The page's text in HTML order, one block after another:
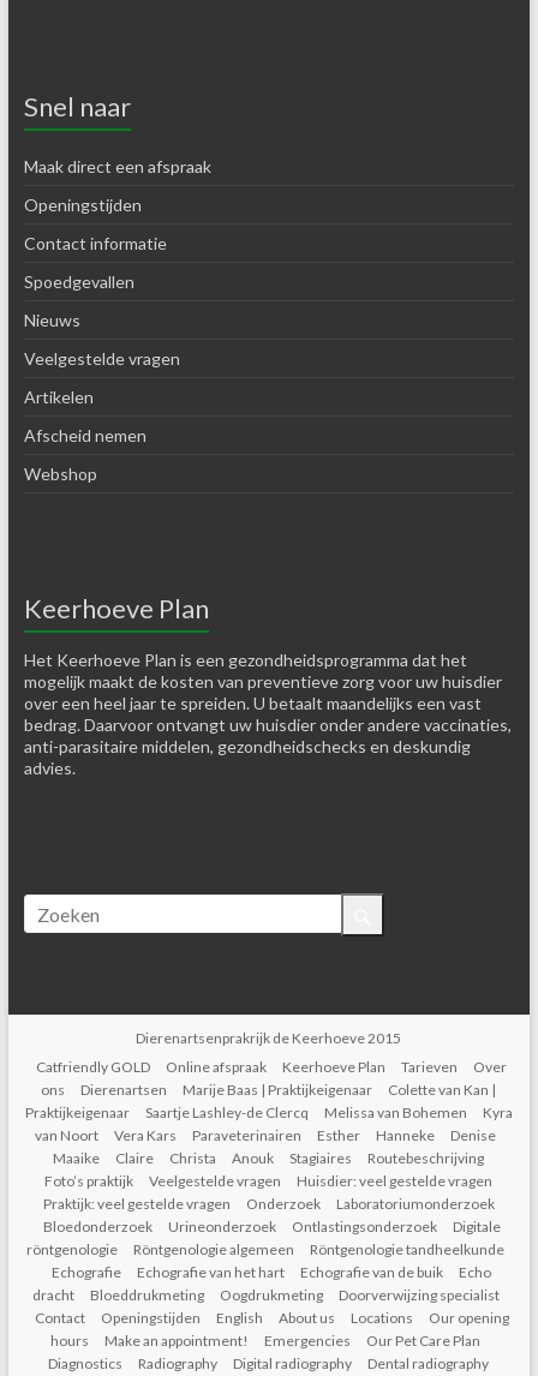
Snel naar
Maak direct een afspraak
Openingstijden
Contact informatie
Spoedgevallen
Nieuws
Veelgestelde vragen
Artikelen
Afscheid nemen
Webshop
Keerhoeve Plan
Het Keerhoeve Plan is een gezondheidsprogramma dat het
mogelijk maakt de kosten van preventieve zorg voor uw huisdier
over een heel jaar te spreiden. U betaalt maandelijks een vast
bedrag. Daarvoor ontvangt uw huisdier onder andere vaccinaties,
anti-parasitaire middelen, gezondheidschecks en deskundig
advies.
Dierenartsenprakrijk de Keerhoeve 2015
Catfriendly GOLD
Online afspraak Keerhoeve Plan Tarieven
Over
ons
Dierenartsen Marije Baas | Praktijkeigenaar
Colette van Kan |
Praktijkeigenaar
Saartje Lashley-de Clercq Melissa van Bohemen
Kyra
van Noort
Vera Kars Paraveterinairen Esther Hanneke
Denise
Maaike
Claire Christa Anouk Stagiaires
Routebeschrijving
Foto’s praktijk
Veelgestelde vragen
Huisdier: veel gestelde vragen
Praktijk: veel gestelde vragen
Onderzoek
Laboratoriumonderzoek
Bloedonderzoek
Urineonderzoek Ontlastingsonderzoek
Digitale
röntgenologie
Röntgenologie algemeen
Röntgenologie tandheelkunde
Echografie
Echografie van het hart Echografie van de buik
Echo
dracht
Bloeddrukmeting Oogdrukmeting
Doorverwijzing specialist
Contact
Openingstijden English About us Locations
Our opening
hours
Make an appointment! Emergencies
Our Pet Care Plan
Diagnostics
Radiography Digital radiography Dental radiography